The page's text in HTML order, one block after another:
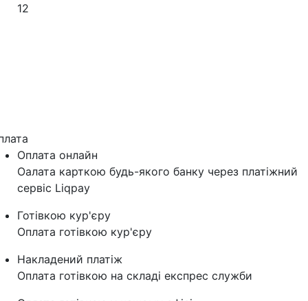
12
Оплата онлайн
Оалата карткою будь-якого банку через платіжний
сервіс Liqpay
Готівкою кур'єру
Оплата готівкою кур'єру
Накладений платіж
Оплата готівкою на складі експрес служби